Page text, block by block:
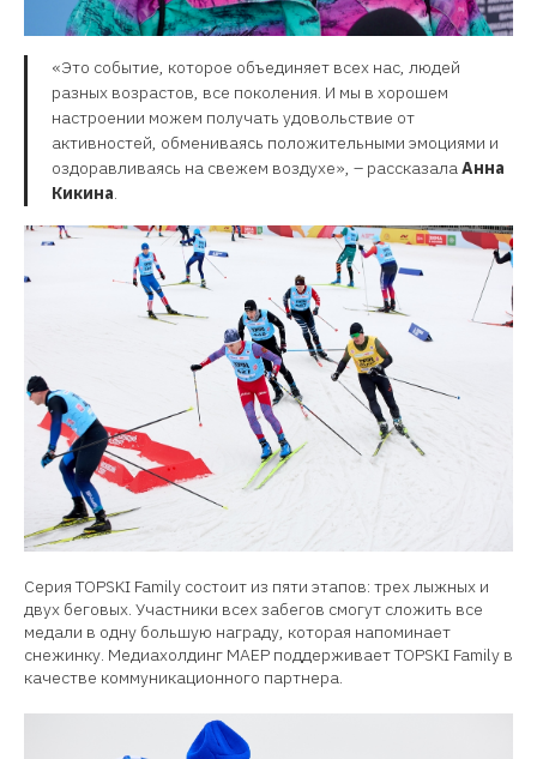
«Это событие, которое объединяет всех нас, людей
разных возрастов, все поколения. И мы в хорошем
настроении можем получать удовольствие от
активностей, обмениваясь положительными эмоциями и
оздоравливаясь на свежем воздухе», – рассказалаАнна
Кикина.
Серия TOPSKI Family состоит из пяти этапов: трех лыжных и
двух беговых. Участники всех забегов смогут сложить все
медали в одну большую награду, которая напоминает
снежинку. Медиахолдинг МАЕР поддерживает TOPSKI Family в
качестве коммуникационного партнера.